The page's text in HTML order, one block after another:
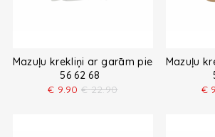
Mazuļu krekliņi ar garām piedurknēm
56 62 68
€ 9.90 € 22.90
Mazuļu
€